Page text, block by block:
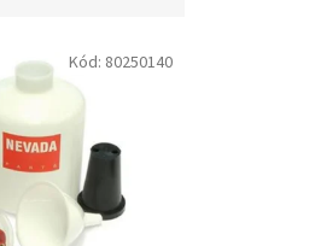
Kód: 80250140